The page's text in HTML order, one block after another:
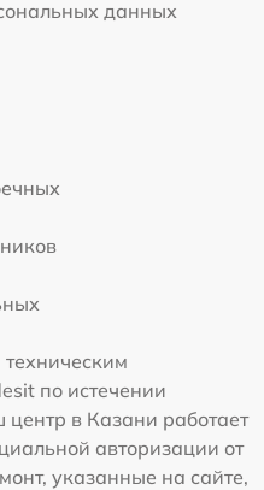
данных
по истечении
в Казани работает
авторизации от
указанные на сайте,